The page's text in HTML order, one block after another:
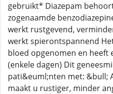
gebruikt* Diazepam
zogenaamde
werkt rustgevend,
werkt spierontspannend
bloed opgenomen en heeft
(enkele dagen) Dit
pati&euml;nten met: &bull;
maakt u rustiger, minder